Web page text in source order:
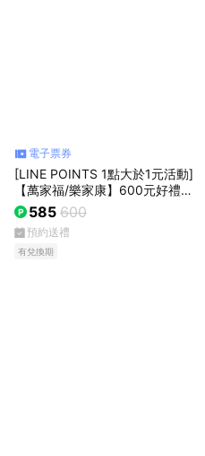
電子票券
[LINE POINTS 1點大於1元活動]
【萬家福/樂家康】600元好禮好
禮即享券(本券無法存入錢包中使
用)
585 600
預約送禮
有兌換期